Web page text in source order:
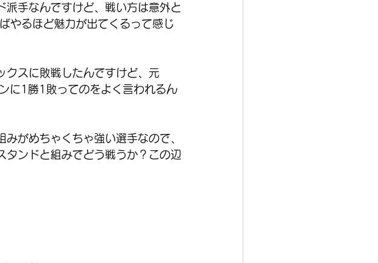
派手なんですけど、戦い方は意外と
やるほど魅力が出てくるって感じ
クスに敗戦したんですけど、元
に1勝1敗ってのをよく言われるん
がめちゃくちゃ強い選手なので、
タンドと組みでどう戦うか？この辺